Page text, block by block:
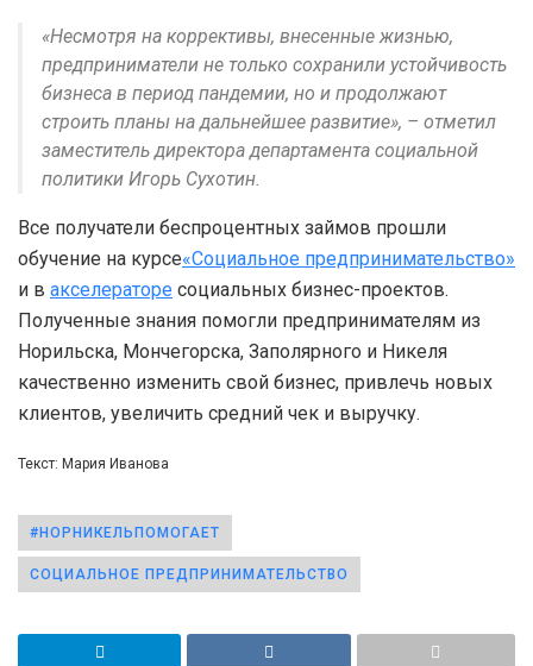
«Несмотря на коррективы, внесенные жизнью,
предприниматели не только сохранили устойчивость
бизнеса в период пандемии, но и продолжают
строить планы на дальнейшее развитие», – отметил
заместитель директора департамента социальной
политики Игорь Сухотин.
Все получатели беспроцентных займов прошли
обучение на курсе«Социальное предпринимательство»
и в акселераторе социальных бизнес-проектов.
Полученные знания помогли предпринимателям из
Норильска, Мончегорска, Заполярного и Никеля
качественно изменить свой бизнес, привлечь новых
клиентов, увеличить средний чек и выручку.
Текст: Мария Иванова
#НОРНИКЕЛЬПОМОГАЕТ
СОЦИАЛЬНОЕ ПРЕДПРИНИМАТЕЛЬСТВО